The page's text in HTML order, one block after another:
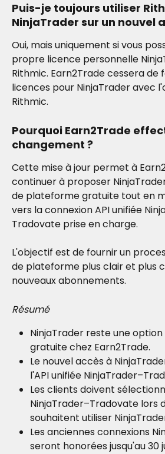
Puis-je toujours utiliser
NinjaTrader sur un nouvel
Oui, mais uniquement si vous
propre licence personnelle
Rithmic. Earn2Trade cessera de
licences pour NinjaTrader avec
Rithmic.
Pourquoi Earn2Trade
changement ?
Cette mise à jour permet à
continuer à proposer
de plateforme gratuite tout en
vers la connexion API unifiée
Tradovate prise en charge.
L'objectif est de fournir un
de plateforme plus clair et plus
nouveaux abonnements.
Résumé
NinjaTrader reste une
gratuite chez Earn2Trade.
Le nouvel accès à
l'API unifiée
Les clients doivent
NinjaTrader–Tradovate lors
souhaitent utiliser
Les anciennes connexions
seront honorées jusqu'au 30